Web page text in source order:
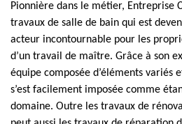
Pionnière dans le métier, Entreprise
travaux de salle de bain qui est
acteur incontournable pour les
d’un travail de maître. Grâce à son
équipe composée d’éléments variés
s’est facilement imposée comme
domaine. Outre les travaux de